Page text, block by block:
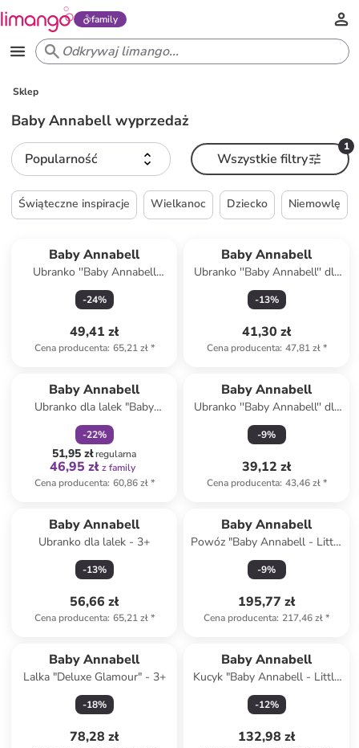
family
Sklep
Baby Annabell wyprzedaż
Popularność
1
Wszystkie filtry
Świąteczne inspiracje Wielkanoc Dziecko Niemowlę
Baby Annabell
Ubranko ''Baby Annabell
Sweet Dreams'' dla lalek - 3+
-24%
49,41 zł
Cena producenta: 65,21 zł*
Baby Annabell
Ubranko ''Baby Annabell'' dla
lalek - 3+
-13%
41,30 zł
Cena producenta: 47,81 zł*
Baby Annabell
Ubranko dla lalek "Baby
Annabell" - 3+
-22%
51,95 złregularna
46,95 zł z family
Cena producenta: 60,86 zł*
Baby Annabell
Ubranko ''Baby Annabell'' dla
lalek - 3+
-9%
39,12 zł
Cena producenta: 43,46 zł*
Baby Annabell
Ubranko dla lalek - 3+
-13%
56,66 zł
Cena producenta: 65,21 zł*
Baby Annabell
Powóz "Baby Annabell - Little
Sweet" dla lalek - 3+
-9%
195,77 zł
Cena producenta: 217,46 zł*
Baby Annabell
Lalka "Deluxe Glamour" - 3+
-18%
78,28 zł
Baby Annabell
Kucyk "Baby Annabell - Little
Sweet Pony" dla lalek - 3+
-12%
132,98 zł